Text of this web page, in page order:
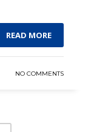
READ MORE
NO COMMENTS